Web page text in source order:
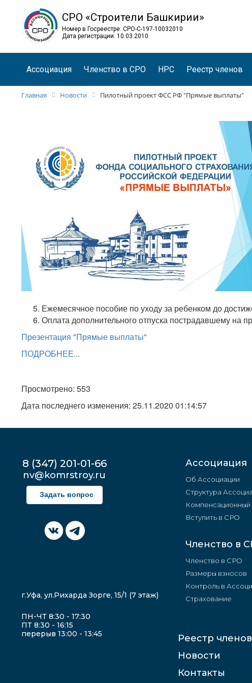
СРО «Строители Башкирии»
Номер в Госреестре: СРО-С-197-10032010
Дата регистрации: 10.03.2010
Ассоциация Членство в СРО НРС Реестр членов
Главная Новости Пилотный проект ФСС РФ "Прямые выплаты"
Ежемесячное пособие по уходу за ребенком до
Оплата дополнительного отпуска пострадавшему на
Презентация "Прямые выплаты"
ПОДРОБНЕЕ...
Просмотрено: 553
Дата последнего изменения: 25.11.2020 01:14:57
8 (347) 201-01-66
nv@komrstroy.ru
Задать вопрос
г.Уфа, ул.Рихарда Зорге, 15/1 (7 этаж)
ПН-ЧТ 8:30 - 17:30
ПТ 8:30 - 16:15
перерыв 13:00 - 13:45
Ассоциация
Об Ассоциации
Структура
Вступить в СРО
Членство в
Членство в СРО
Размеры взносов
Контроль в
Страхование
Реестр членов
Новости
Контакты